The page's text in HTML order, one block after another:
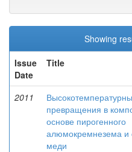
Showing
Issue
Date
Title
2011
превращения в
основе пирогенного
алюмокремнезема и
меди